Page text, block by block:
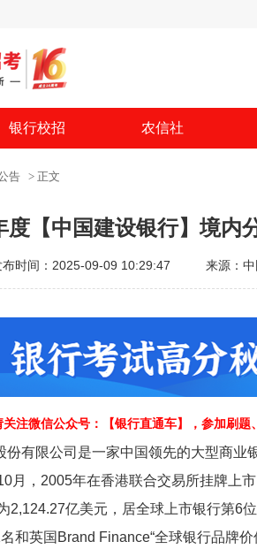
银行校招 农信社
告 > 正文
度【中国建设银行】境内
布时间：2025-09-09 10:29:47 来源：
注微信公众号：【银行直通车】 ，参加刷
限公司是一家中国领先的大型商业
月，2005年在香港联合交易所挂牌上
2,124.27亿美元，居全球上市银行第6
和英国Brand Finance“全球银行品牌价